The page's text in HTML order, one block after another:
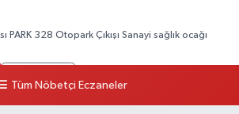
PARK 328 Otopark Çıkışı Sanayi sağlık ocağı
Tüm Nöbetçi Eczaneler